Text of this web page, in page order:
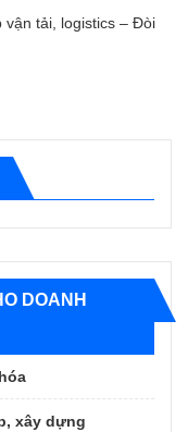
vận tải, logistics – Đòi
DOANH
xây dựng